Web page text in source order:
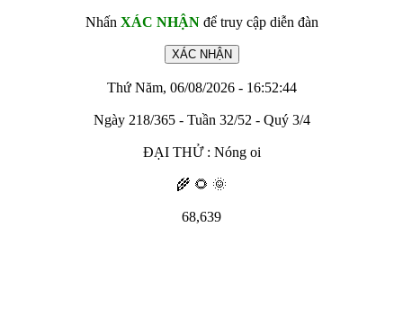
Nhấn XÁC NHẬNđể truy cập diễn đàn
Thứ Năm, 06/08/2026 - 16:52:44
Ngày 218/365 - Tuần 32/52 - Quý 3/4
ĐẠI THỬ : Nóng oi
🌾 🌻 🌞
68,639